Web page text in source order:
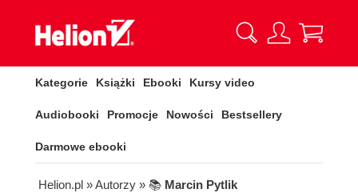
Kategorie Książki Ebooki Kursy video
Audiobooki Promocje Nowości Bestsellery
Darmowe ebooki
Helion.pl » Autorzy » 📚 Marcin Pytlik